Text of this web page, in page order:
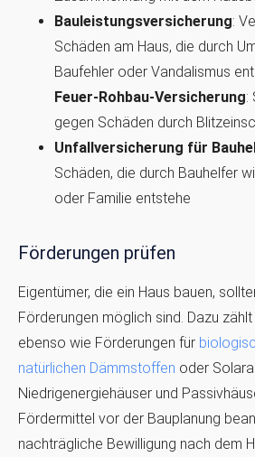
Bauleistungsversicherung:
Schäden am Haus, die durch
Baufehler oder Vandalismus
Feuer-Rohbau-Versicherung:
gegen Schäden durch
Unfallversicherung für
Schäden, die durch Bauhelfer
oder Familie entstehe
Förderungen prüfen
Eigentümer, die ein Haus bauen,
Förderungen möglich sind. Dazu
ebenso wie Förderungen für
natürlichen Dämmstoffen oder
Niedrigenergiehäuser und
Fördermittel vor der Bauplanung
nachträgliche Bewilligung nach dem